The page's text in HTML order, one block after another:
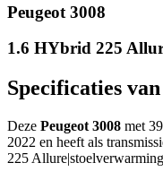
Peugeot 3008
1.6 HYbrid 225
Specificaties
Deze Peugeot 3008 met
2022 en heeft als
225